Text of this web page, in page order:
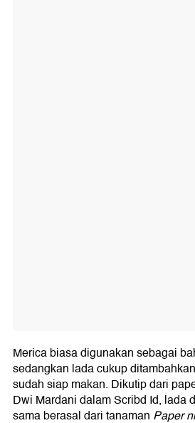
Merica biasa digunakan sebagai
sedangkan lada cukup
sudah siap makan. Dikutip dari
Dwi Mardani dalam Scribd Id, lada
sama berasal dari tanaman Paper